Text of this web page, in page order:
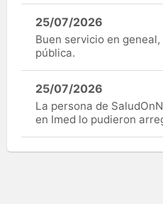
25/07/2026
Buen servicio en
pública.
25/07/2026
La persona de
en Imed lo pudieron